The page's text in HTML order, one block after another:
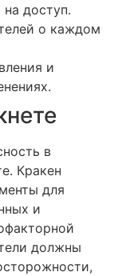
на доступ.
о каждом
и
в
Кракен
для
и
должны